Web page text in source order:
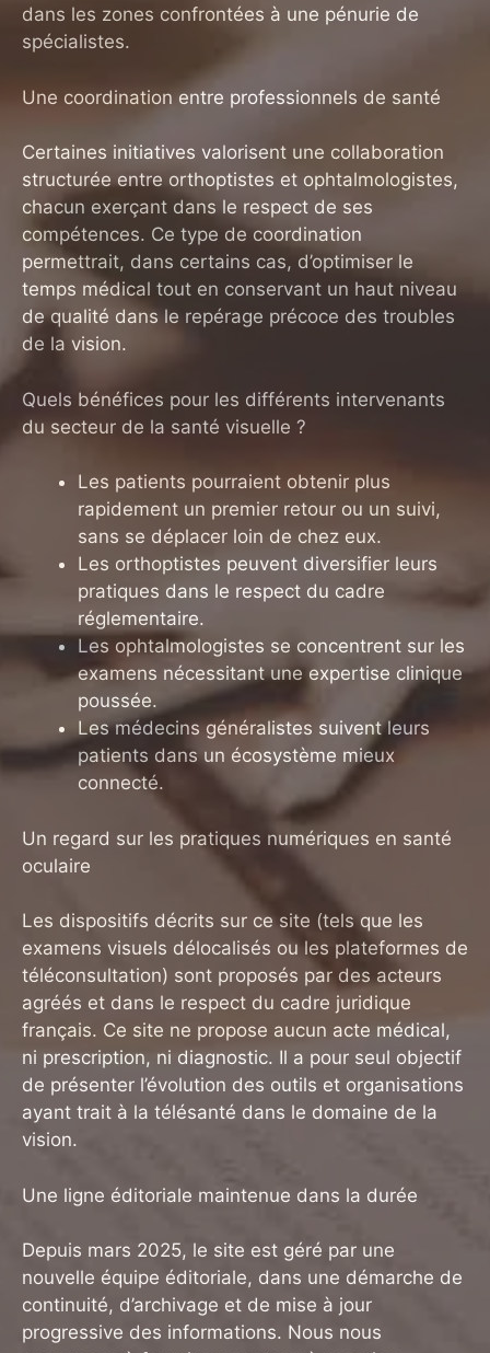
dans les zones confrontées à une pénurie de
spécialistes.
Une coordination entre professionnels de santé
Certaines initiatives valorisent une collaboration
structurée entre orthoptistes et ophtalmologistes,
chacun exerçant dans le respect de ses
compétences. Ce type de coordination
permettrait, dans certains cas, d’optimiser le
temps médical tout en conservant un haut niveau
de qualité dans le repérage précoce des troubles
de la vision.
Quels bénéfices pour les différents intervenants
du secteur de la santé visuelle ?
Les patients pourraient obtenir plus
rapidement un premier retour ou un suivi,
sans se déplacer loin de chez eux.
Les orthoptistes peuvent diversifier leurs
pratiques dans le respect du cadre
réglementaire.
Les ophtalmologistes se concentrent sur les
examens nécessitant une expertise clinique
poussée.
Les médecins généralistes suivent leurs
patients dans un écosystème mieux
connecté.
Un regard sur les pratiques numériques en santé
oculaire
Les dispositifs décrits sur ce site (tels que les
examens visuels délocalisés ou les plateformes de
téléconsultation) sont proposés par des acteurs
agréés et dans le respect du cadre juridique
français. Ce site ne propose aucun acte médical,
ni prescription, ni diagnostic. Il a pour seul objectif
de présenter l’évolution des outils et organisations
ayant trait à la télésanté dans le domaine de la
vision.
Une ligne éditoriale maintenue dans la durée
Depuis mars 2025, le site est géré par une
nouvelle équipe éditoriale, dans une démarche de
continuité, d’archivage et de mise à jour
progressive des informations. Nous nous